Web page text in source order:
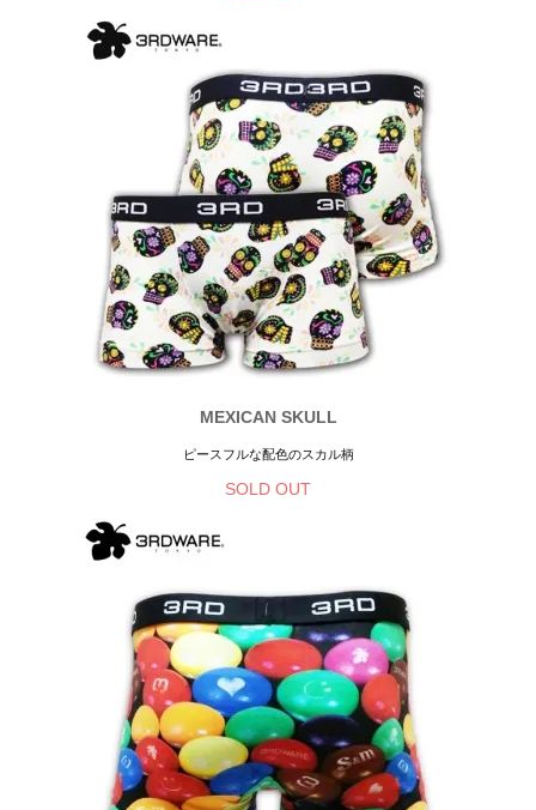
MEXICAN SKULL
ピースフルな配色のスカル柄
SOLD OUT